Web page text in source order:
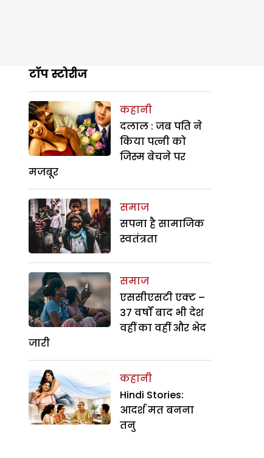
टॉप स्टोरीज
कहानी
दलाल : जब पति ने
किया पत्नी को
जिस्म बेचने पर
मजबूर
समाज
सपना है सामाजिक
स्वतंत्रता
समाज
एससीएसटी एक्ट –
37 वर्षों बाद भी देश
वहीं का वहीं और भेद
जारी
कहानी
Hindi Stories:
आदर्श मत बनना
तनु